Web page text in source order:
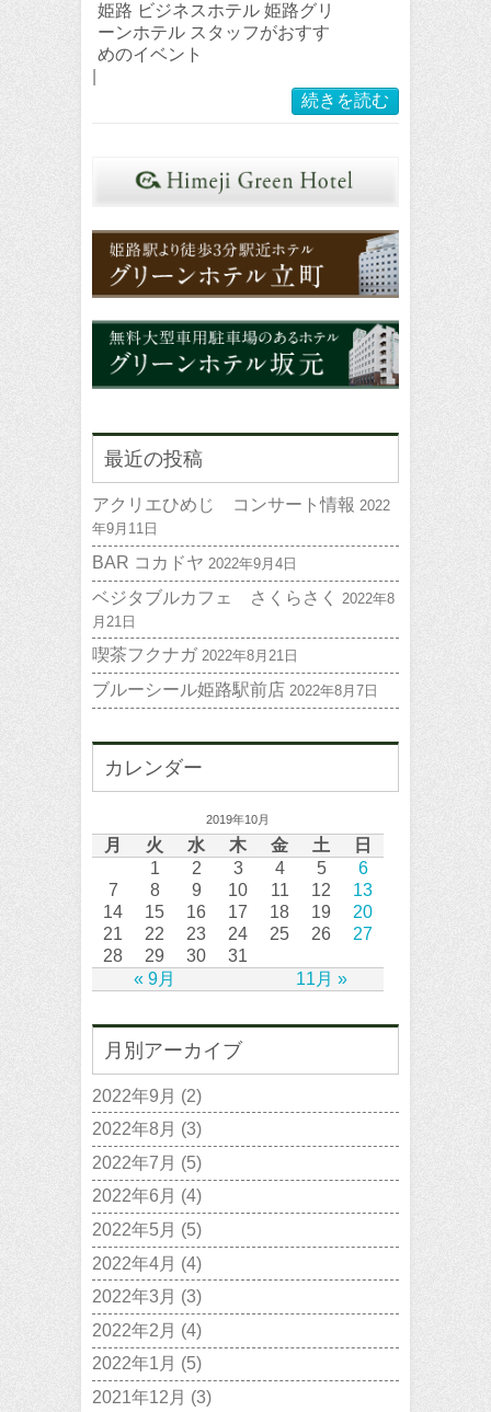
姫路 ビジネスホテル 姫路グリ
ーンホテル スタッフがおすす
めのイベント
続きを読む
最近の投稿
アクリエひめじ コンサート情報 2022
年9月11日
BAR コカドヤ 2022年9月4日
ベジタブルカフェ さくらさく
2022年8
月21日
喫茶フクナガ 2022年8月21日
ブルーシール姫路駅前店 2022年8月7日
カレンダー
2019年10月
月 火 水 木 金 土 日
« 9月 11月 »
1 2 3 4 5
6
7
8 9 10 11 12
13
14
15 16 17 18 19
20
21
22 23 24 25 26
27
28
29 30 31
月別アーカイブ
2022年9月 (2)
2022年8月 (3)
2022年7月 (5)
2022年6月 (4)
2022年5月 (5)
2022年4月 (4)
2022年3月 (3)
2022年2月 (4)
2022年1月 (5)
2021年12月 (3)